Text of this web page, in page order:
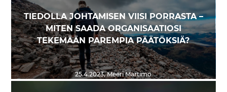
TIEDOLLA JOHTAMISEN VIISI PORRASTA –
MITEN SAADA ORGANISAATIOSI
TEKEMÄÄN PAREMPIA PÄÄTÖKSIÄ?
25.4.2023,Meeri Martimo